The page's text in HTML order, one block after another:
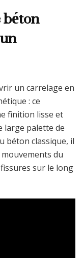
un carrelage en
: ce
finition lisse et
large palette de
béton classique, il
mouvements du
sur le long